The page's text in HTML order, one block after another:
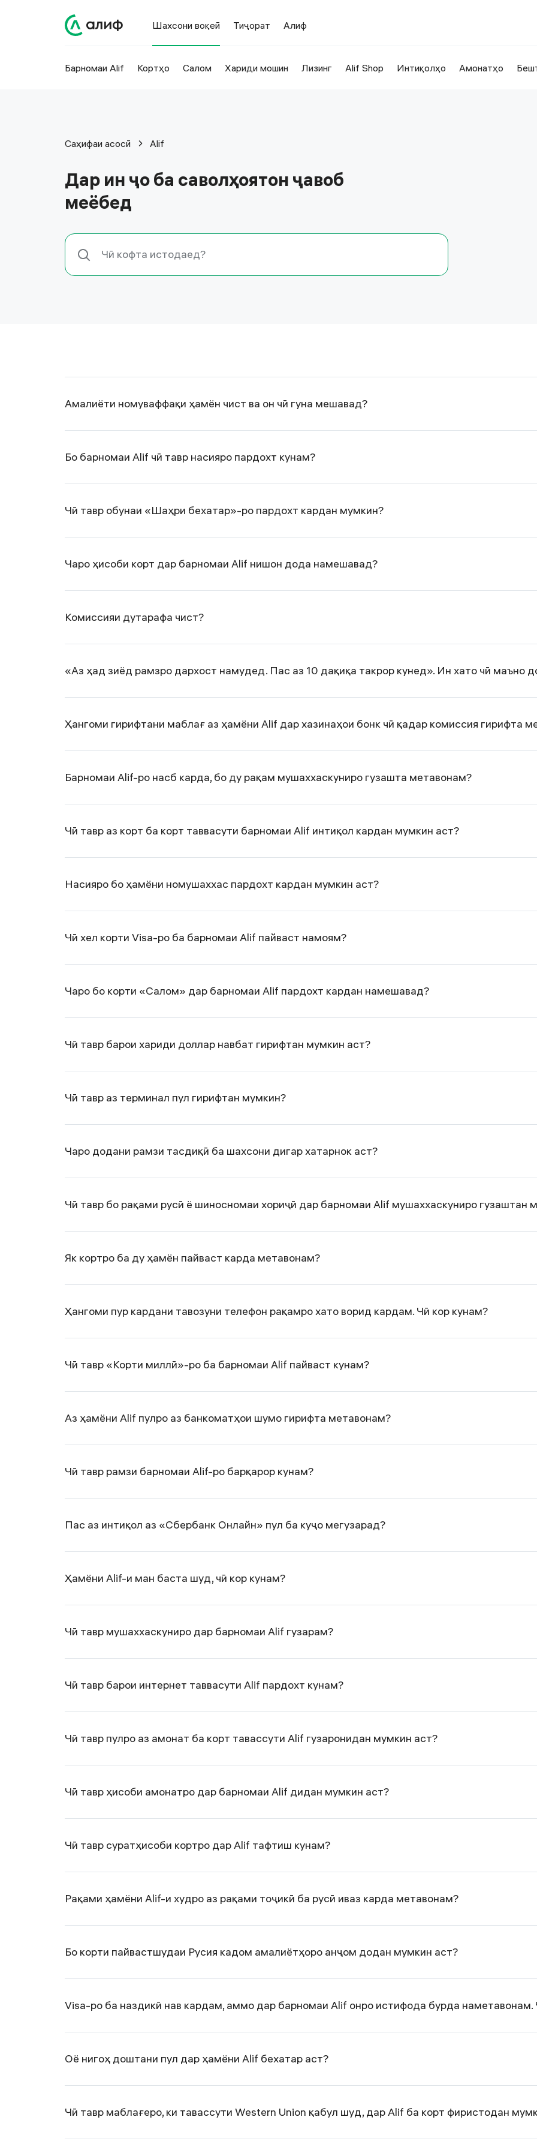
Шахсони воқеӣ Тиҷорат Алиф
Барномаи Alif Кортҳо Салом Хариди мошин Лизинг Alif Shop Интиқолҳо Амонатҳо
Саҳифаи асосӣ Alif
Дар ин ҷо ба саволҳоятон ҷавоб
меёбед
Амалиёти номуваффақи ҳамён чист ва он чӣ гуна мешавад?
Бо барномаи Alif чӣ тавр насияро пардохт кунам?
Чӣ тавр обунаи «Шаҳри бехатар»-ро пардохт кардан мумкин?
Чаро ҳисоби корт дар барномаи Alif нишон дода намешавад?
Комиссияи дутарафа чист?
«Аз ҳад зиёд рамзро дархост намудед. Пас аз 10 дақиқа такрор кунед». Ин хато чӣ маъно
Ҳангоми гирифтани маблағ аз ҳамёни Alif дар хазинаҳои бонк чӣ қадар комиссия гирифта
Барномаи Alif-ро насб карда, бо ду рақам мушаххаскуниро гузашта метавонам?
Чӣ тавр аз корт ба корт таввасути барномаи Alif интиқол кардан мумкин аст?
Насияро бо ҳамёни номушаххас пардохт кардан мумкин аст?
Чӣ хел корти Visa-ро ба барномаи Alif пайваст намоям?
Чаро бо корти «Салом» дар барномаи Alif пардохт кардан намешавад?
Чӣ тавр барои хариди доллар навбат гирифтан мумкин аст?
Чӣ тавр аз терминал пул гирифтан мумкин?
Чаро додани рамзи тасдиқӣ ба шахсони дигар хатарнок аст?
Чӣ тавр бо рақами русӣ ё шиносномаи хориҷӣ дар барномаи Alif мушаххаскуниро гузаштан
Як кортро ба ду ҳамён пайваст карда метавонам?
Ҳангоми пур кардани тавозуни телефон рақамро хато ворид кардам. Чӣ кор кунам?
Чӣ тавр «Корти миллӣ»-ро ба барномаи Alif пайваст кунам?
Аз ҳамёни Alif пулро аз банкоматҳои шумо гирифта метавонам?
Чӣ тавр рамзи барномаи Аlif-ро барқарор кунам?
Пас аз интиқол аз «Сбербанк Онлайн» пул ба куҷо мегузарад?
Ҳамёни Alif-и ман баста шуд, чӣ кор кунам?
Чӣ тавр мушаххаскуниро дар барномаи Alif гузарам?
Чӣ тавр барои интернет таввасути Alif пардохт кунам?
Чӣ тавр пулро аз амонат ба корт тавассути Alif гузаронидан мумкин аст?
Чӣ тавр ҳисоби амонатро дар барномаи Аlif дидан мумкин аст?
Чӣ тавр суратҳисоби кортро дар Alif тафтиш кунам?
Рақами ҳамёни Alif-и худро аз рақами тоҷикӣ ба русӣ иваз карда метавонам?
Бо корти пайвастшудаи Русия кадом амалиётҳоро анҷом додан мумкин аст?
Visa-ро ба наздикӣ нав кардам, аммо дар барномаи Alif онро истифода бурда наметавонам.
Оё нигоҳ доштани пул дар ҳамёни Alif бехатар аст?
Чӣ тавр маблағеро, ки тавассути Western Union қабул шуд, дар Alif ба корт фиристодан